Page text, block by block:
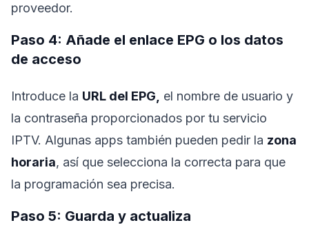
proveedor.
Paso 4: Añade el enlace EPG o los datos
de acceso
Introduce la URL del EPG,
el nombre de usuario y
la contraseña proporcionados por tu servicio
IPTV. Algunas apps también pueden pedir la zona
horaria, así que selecciona la correcta para que
la programación sea precisa.
Paso 5: Guarda y actualiza